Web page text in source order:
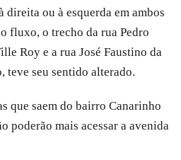
direita ou à esquerda em ambos
fluxo, o trecho da rua Pedro
Roy e a rua José Faustino da
teve seu sentido alterado.
que saem do bairro Canarinho
poderão mais acessar a avenida